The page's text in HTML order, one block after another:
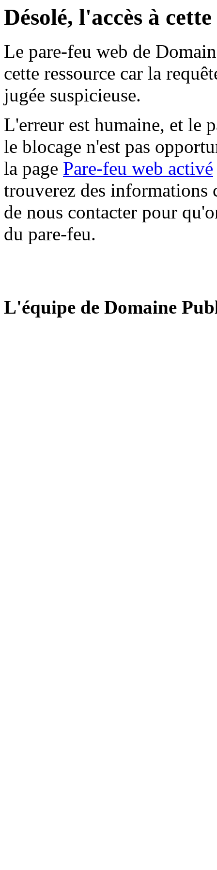
Désolé, l'accès à
Le pare-feu web de
cette ressource car la
jugée suspicieuse.
L'erreur est humaine, et le
le blocage n'est pas
la page Pare-feu web activé
trouverez des informations
de nous contacter pour
du pare-feu.
L'équipe de Domaine